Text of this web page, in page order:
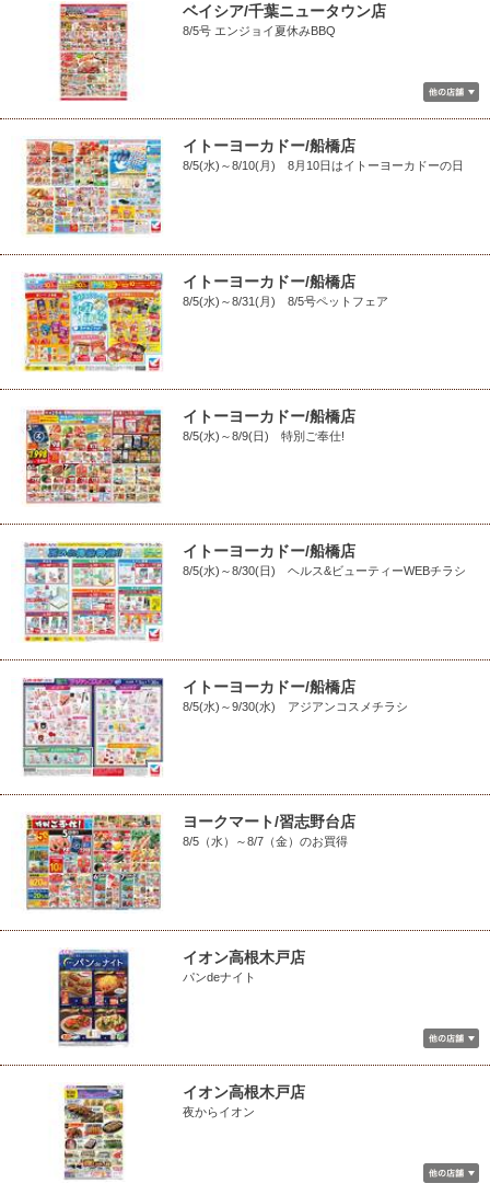
ベイシア/千葉ニュータウン店
8/5号 エンジョイ夏休みBBQ
イトーヨーカドー/船橋店
8/5(水)～8/10(月) 8月10日はイトーヨーカドーの日
イトーヨーカドー/船橋店
8/5(水)～8/31(月) 8/5号ペットフェア
イトーヨーカドー/船橋店
8/5(水)～8/9(日) 特別ご奉仕!
イトーヨーカドー/船橋店
8/5(水)～8/30(日) ヘルス&ビューティーWEBチラシ
イトーヨーカドー/船橋店
8/5(水)～9/30(水) アジアンコスメチラシ
ヨークマート/習志野台店
8/5（水）～8/7（金）のお買得
イオン高根木戸店
パンdeナイト
イオン高根木戸店
夜からイオン